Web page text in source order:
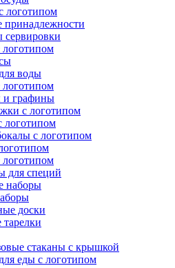
логотипом
принадлежности
сервировки
воды
графины
с логотипом
логотипом
с логотипом
для специй
наборы
доски
стаканы с крышкой
еды с логотипом